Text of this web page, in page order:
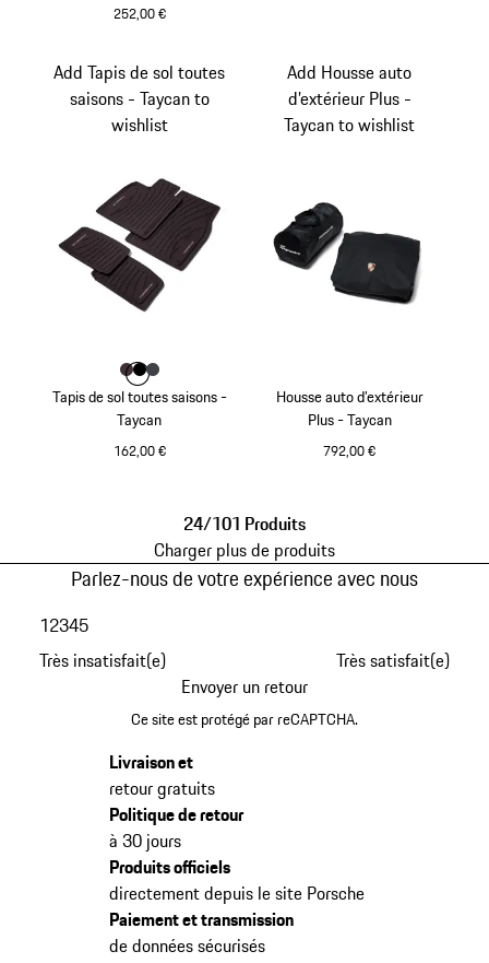
252,00 €
Tapis de sol toutes saisons -
Taycan
162,00 €
Add Tapis de sol toutes
saisons - Taycan to
wishlist
Couleur
Couleur
Couleur
Couleur
Housse auto d’extérieur
Plus - Taycan
792,00 €
Add Housse auto
d’extérieur Plus -
Taycan to wishlist
24/101 Produits
Charger plus de produits
Parlez-nous de votre expérience avec nous
Très insatisfait(e)
12345
Très satisfait(e)
Envoyer un retour
Ce site est protégé par reCAPTCHA.
Livraison et
retour gratuits
Politique de retour
à 30 jours
Produits officiels
directement depuis le site Porsche
Paiement et transmission
de données sécurisés